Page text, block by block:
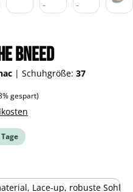
Bneed
| Schuhgröße: 37
gespart)